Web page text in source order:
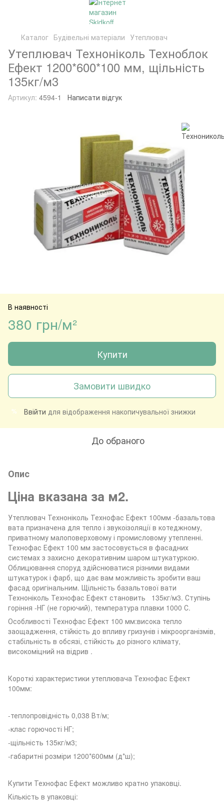
Каталог Будівельні матеріали Утеплювач
Утеплювач Техноніколь Техноблок
Ефект 1200*600*100 мм, щільність
135кг/м3
Артикул: 4594-1 Написати відгук
В наявності
380 грн/м²
Купити
Замовити швидко
% Ввійти для відображення накопичувальної знижки
До обраного
Опис
Ціна вказана за м2.
Утеплювач Техноніколь Технофас Ефект 100мм -базальтова
вата призначена для тепло і звукоізоляції в котеджному,
приватному малоповерховому і промисловому утепленні.
Технофас Ефект 100 мм застосовується в фасадних
системах з захисно декоративним шаром штукатуркою.
Облицювання споруд здійснюватися різними видами
штукатурок і фарб, що дає вам можливість зробити ваш
фасад оригінальним. Щільність базальтової вати
Техноніколь Технофас Ефект становить 135кг/м3. Ступінь
горіння -НГ (не горючий), температура плавки 1000 С.
Особливості Технофас Ефект 100 мм:висока тепло
заощадження, стійкість до впливу гризунів і мікроорганізмів,
стабільність в обсязі, стійкість до різного клімату,
високоміцний на відрив .
Короткі характеристики утеплювача Технофас Ефект
100мм:
-теплопровідність 0,038 Вт/м;
-клас горючості НГ;
-щільність 135кг/м3;
-габаритні розміри 1200*600мм (д*ш);
Купити Технофас Ефект можливо кратно упаковці.
Кількість в упаковці: